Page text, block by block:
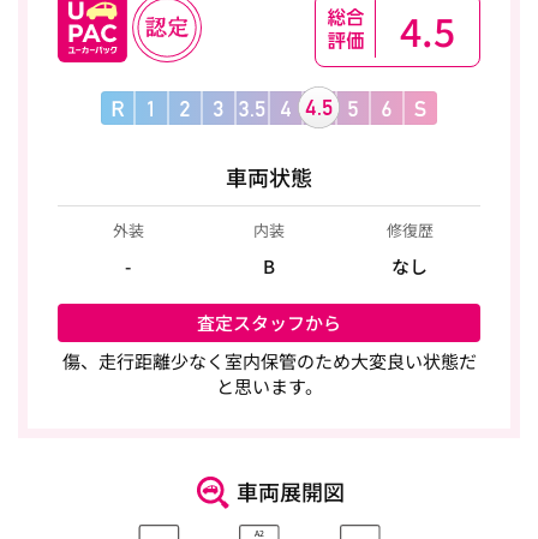
4.5
車両状態
外装
-
内装
B
修復歴
なし
査定スタッフから
傷、走行距離少なく室内保管のため大変良い状態だ
と思います。
車両展開図
A2